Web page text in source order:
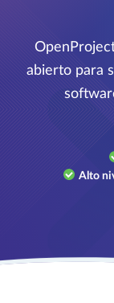
abierto para
Alto